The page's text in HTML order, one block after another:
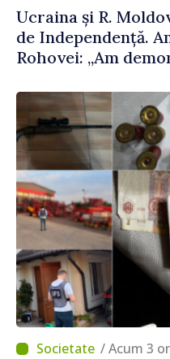
Ucraina și R.
de Independență.
Rohovei: „Am
prioritățile pentru
/ Acum 3